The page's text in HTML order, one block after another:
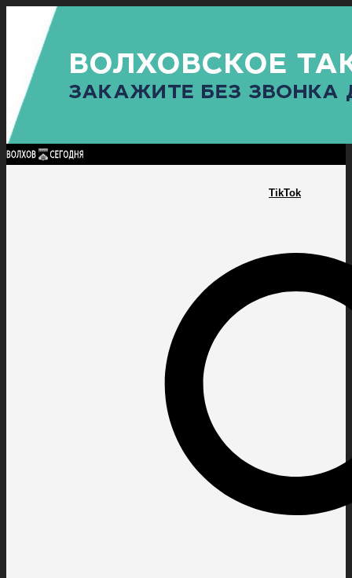
TikTok
Найти:
ГЛАВНАЯ ПОЛИТИКАПРОИСШЕСТВИЯ ПРОКУРАТУРАСПОРТ
ПОЛИТИКА
КУЛЬТУРА
ПОСЕЛЕНИЯ